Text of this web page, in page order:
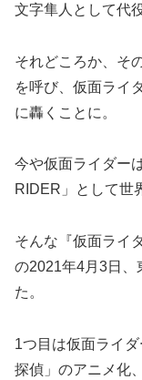
文字隼人として代
それどころか、そ
を呼び、仮面ライ
に轟くことに。
今や仮面ライダー
RIDER」として世
そんな『仮面ライ
の2021年4月3日、
た。
1つ目は仮面ライ
探偵」のアニメ化